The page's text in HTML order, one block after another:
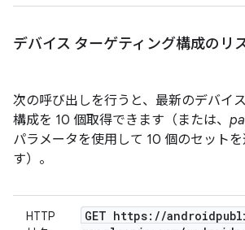
デバイス ターゲティング構成のリ
次の呼び出しを行うと、最新のデバイ
構成を 10 個取得できます（または、
パラメータを使用して 10 個のセット
す）。
HTTP
GET https: //